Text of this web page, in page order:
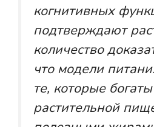
когнитивных
подтверждают
количество
что модели
те, которые богаты
растительной